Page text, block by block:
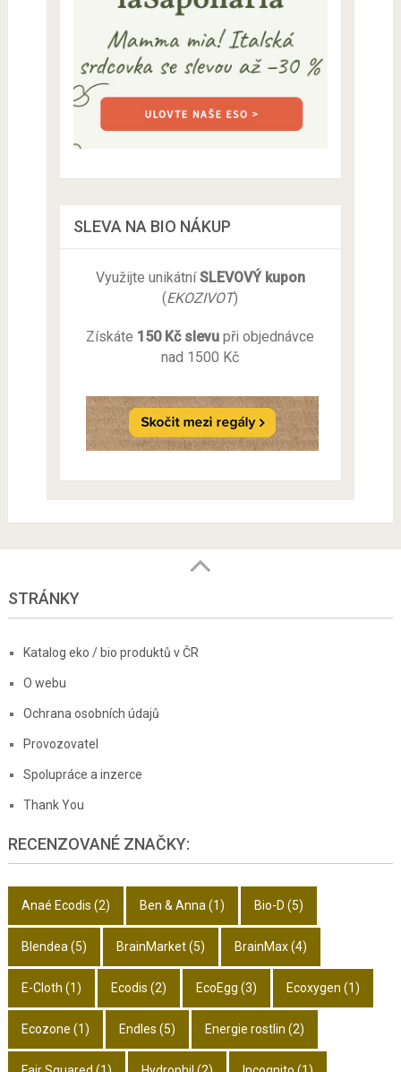
SLEVA NA BIO NÁKUP
Využijte unikátníSLEVOVÝ kupon
(EKOZIVOT)
Získáte 150 Kč slevu při objednávce
nad 1500 Kč
STRÁNKY
Katalog eko / bio produktů v ČR
O webu
Ochrana osobních údajů
Provozovatel
Spolupráce a inzerce
Thank You
RECENZOVANÉ ZNAČKY:
Anaé Ecodis (2) Ben & Anna (1) Bio-D (5)
Blendea (5) BrainMarket(5) BrainMax(4)
E-Cloth (1) Ecodis (2) EcoEgg (3) Ecoxygen (1)
Ecozone (1) Endles (5) Energie rostlin (2)